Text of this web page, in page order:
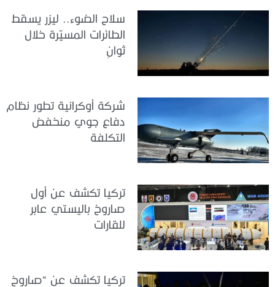
سلاح الضوء.. ليزر يسقط
الطائرات المسيّرة خلال
ثوانٍ
شركة أوكرانية تطور نظام
دفاع جوي منخفض
التكلفة
تركيا تكشف عن أول
صاروخ باليستي عابر
للقارات
تركيا تكشف عن “صاروخ